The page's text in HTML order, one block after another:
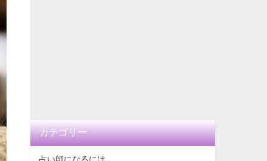
カテゴリー
占い師になるには